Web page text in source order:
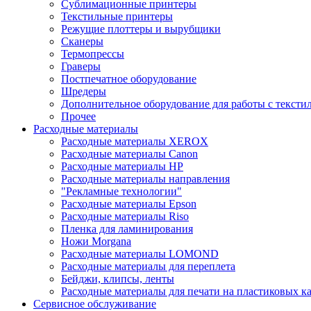
Сублимационные принтеры
Текстильные принтеры
Режущие плоттеры и вырубщики
Сканеры
Термопрессы
Граверы
Постпечатное оборудование
Шредеры
Дополнительное оборудование для работы с
Прочее
Расходные материалы
Расходные материалы XEROX
Расходные материалы Canon
Расходные материалы HP
Расходные материалы направления
"Рекламные технологии"
Расходные материалы Epson
Расходные материалы Riso
Пленка для ламинирования
Ножи Morgana
Расходные материалы LOMOND
Расходные материалы для переплета
Бейджи, клипсы, ленты
Расходные материалы для печати на пластиковых
Сервисное обслуживание